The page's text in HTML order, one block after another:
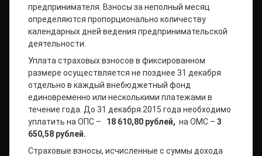
предпринимателя. Взносы за неполный месяц
определяются пропорционально количеству
календарных дней ведения предпринимательской
деятельности.
Уплата страховых взносов в фиксированном
размере осуществляется не позднее 31 декабря
отдельно в каждый внебюджетный фонд
единовременно или несколькими платежами в
течение года. До 31 декабря 2015 года необходимо
уплатить на ОПС – 18 610,80 рублей, на ОМС – 3
650,58 рублей.
Страховые взносы, исчисленные с суммы дохода